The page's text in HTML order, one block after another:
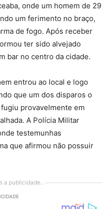
onde um homem de 29
um ferimento no braço,
de fogo. Após receber
ter sido alvejado
bar no centro da cidade.
entrou ao local e logo
que um dos disparos o
provavelmente em
A Polícia Militar
testemunhas
que afirmou não possuir
a publicidade..